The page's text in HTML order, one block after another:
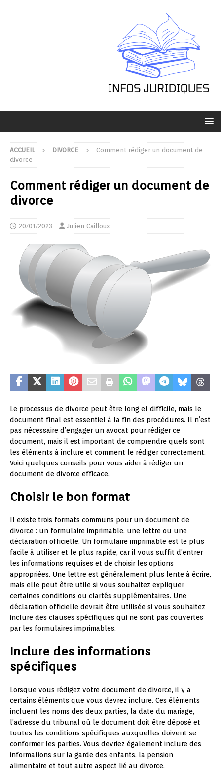
ACCUEIL DIVORCE
Comment rédiger un document de
divorce
Comment rédiger un document de
divorce
20/01/2023 Julien Cailloux
Le processus de divorce peut être long et difficile, mais le
document final est essentiel à la fin des procédures. Il n’est
pas nécessaire d’engager un avocat pour rédiger ce
document, mais il est important de comprendre quels sont
les éléments à inclure et comment le rédiger correctement.
Voici quelques conseils pour vous aider à rédiger un
document de divorce efficace.
Choisir le bon format
Il existe trois formats communs pour un document de
divorce : un formulaire imprimable, une lettre ou une
déclaration officielle. Un formulaire imprimable est le plus
facile à utiliser et le plus rapide, car il vous suffit d’entrer
les informations requises et de choisir les options
appropriées. Une lettre est généralement plus lente à écrire,
mais elle peut être utile si vous souhaitez expliquer
certaines conditions ou clartés supplémentaires. Une
déclaration officielle devrait être utilisée si vous souhaitez
inclure des clauses spécifiques qui ne sont pas couvertes
par les formulaires imprimables.
Inclure des informations
spécifiques
Lorsque vous rédigez votre document de divorce, il y a
certains éléments que vous devrez inclure. Ces éléments
incluent les noms des deux parties, la date du mariage,
l’adresse du tribunal où le document doit être déposé et
toutes les conditions spécifiques auxquelles doivent se
conformer les parties. Vous devriez également inclure des
informations sur la garde des enfants, la pension
alimentaire et tout autre aspect lié au divorce.